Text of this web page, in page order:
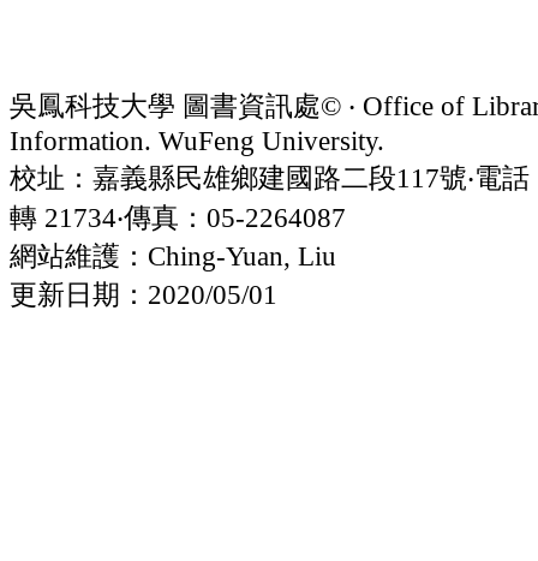
吳鳳科技大學 圖書資訊處© ‧ Office of
Information. WuFeng University.
校址：嘉義縣民雄鄉建國路二段117號‧電話
轉 21734‧傳真：05-2264087
網站維護：Ching-Yuan, Liu
更新日期：2020/05/01